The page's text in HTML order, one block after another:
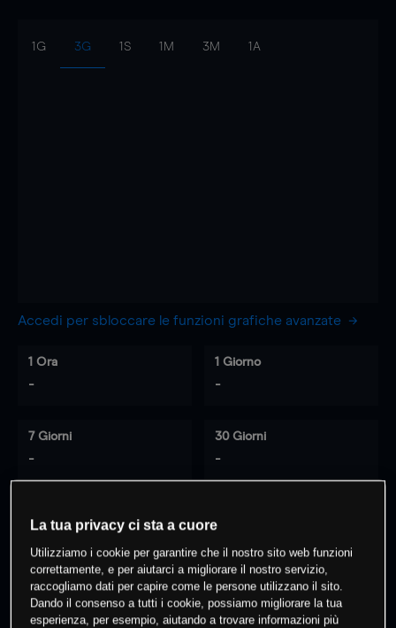
1G 3G 1S 1M 3M 1A
Accedi per sbloccare le funzioni grafiche avanzate
1 Ora
-
1 Giorno
-
7 Giorni
-
30 Giorni
-
0 % dei clienti hanno posizioni
questo prodotto
Fai trading
La tua privacy ci sta a cuore
Utilizziamo i cookie per garantire che il nostro sito web funzioni
correttamente, e per aiutarci a migliorare il nostro servizio,
raccogliamo dati per capire come le persone utilizzano il sito.
Dando il consenso a tutti i cookie, possiamo migliorare la tua
esperienza, per esempio, aiutando a trovare informazioni più